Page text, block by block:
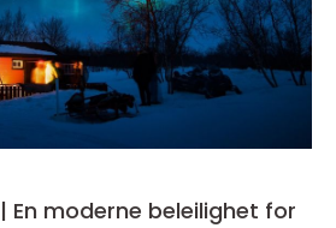
En moderne beleilighet for